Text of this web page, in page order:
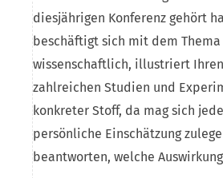
diesjährigen Konferenz gehört
beschäftigt sich mit dem Thema
wissenschaftlich, illustriert
zahlreichen Studien und
konkreter Stoff, da mag sich
persönliche Einschätzung
beantworten, welche